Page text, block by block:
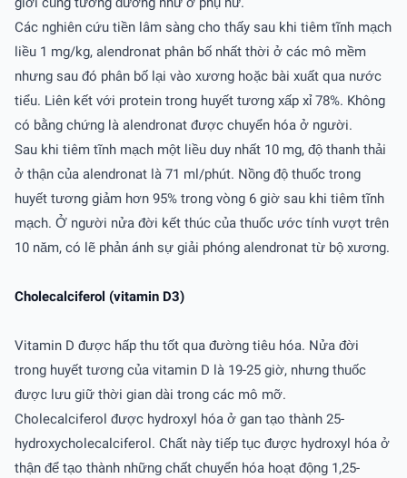
Các nghiên cứu tiền lâm sàng cho thấy sau khi tiêm tĩnh mạch
liều 1 mg/kg, alendronat phân bố nhất thời ở các mô mềm
nhưng sau đó phân bố lại vào xương hoặc bài xuất qua nước
tiểu. Liên kết với protein trong huyết tương xấp xỉ 78%. Không
có bằng chứng là alendronat được chuyển hóa ở người.
Sau khi tiêm tĩnh mạch một liều duy nhất 10 mg, độ thanh thải
ở thận của alendronat là 71 ml/phút. Nồng độ thuốc trong
huyết tương giảm hơn 95% trong vòng 6 giờ sau khi tiêm tĩnh
mạch. Ở người nửa đời kết thúc của thuốc ước tính vượt trên
10 năm, có lẽ phản ánh sự giải phóng alendronat từ bộ xương.
Cholecalciferol (vitamin D3)
Vitamin D được hấp thu tốt qua đường tiêu hóa. Nửa đời
trong huyết tương của vitamin D là 19-25 giờ, nhưng thuốc
được lưu giữ thời gian dài trong các mô mỡ.
Cholecalciferol được hydroxyl hóa ở gan tạo thành 25-
hydroxycholecalciferol. Chất này tiếp tục được hydroxyl hóa ở
thận để tạo thành những chất chuyển hóa hoạt động 1,25-